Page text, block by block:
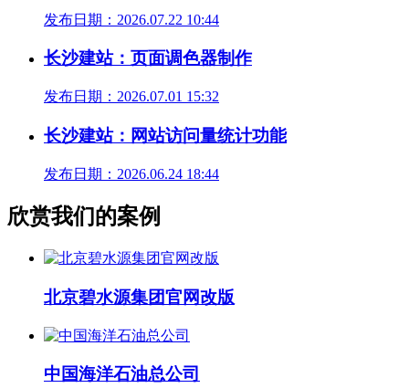
发布日期：2026.07.22 10:44
长沙建站：页面调色器制作
发布日期：2026.07.01 15:32
长沙建站：网站访问量统计功能
发布日期：2026.06.24 18:44
欣赏我们的案例
北京碧水源集团官网改版
中国海洋石油总公司